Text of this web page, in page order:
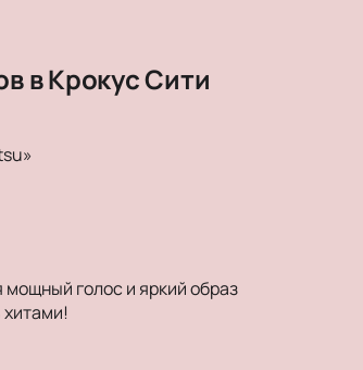
в Крокус Сити
голос и яркий образ